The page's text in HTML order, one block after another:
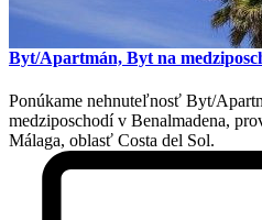
Byt/Apartmán, Byt na
Ponúkame nehnuteľnosť Byt/
medziposchodí v Benalmadena,
Málaga, oblasť Costa del Sol.